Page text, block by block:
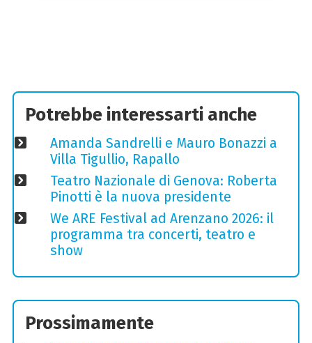
Potrebbe interessarti anche
Amanda Sandrelli e Mauro Bonazzi a
Villa Tigullio, Rapallo
Teatro Nazionale di Genova: Roberta
Pinotti è la nuova presidente
We ARE Festival ad Arenzano 2026: il
programma tra concerti, teatro e
show
Prossimamente